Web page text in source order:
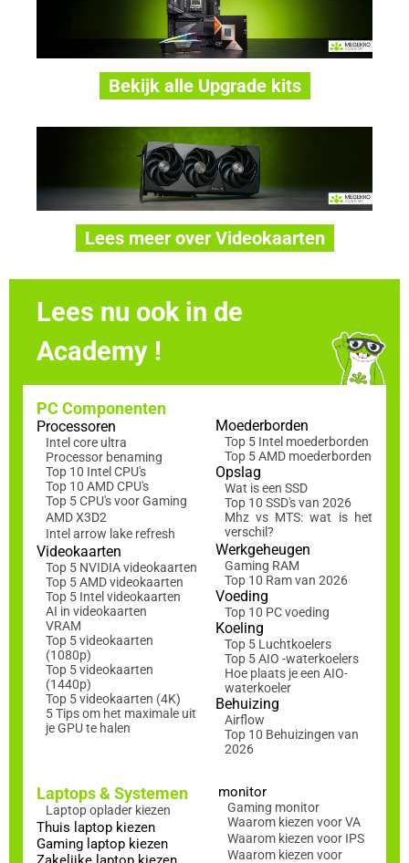
Bekijk alle Upgrade kits
Lees meer over Videokaarten
Lees nu ook in de
Academy !
PC Componenten
Processoren
Intel core ultra
Processor benaming
Top 10 Intel CPU's
Top 10 AMD CPU's
Top 5 CPU's voor Gaming
AMD X3D2
Intel arrow lake refresh
Videokaarten
Top 5 NVIDIA videokaarten
Top 5 AMD videokaarten
Top 5 Intel videokaarten
AI in videokaarten
VRAM
Top 5 videokaarten
(1080p)
Top 5 videokaarten
(1440p)
Top 5 videokaarten (4K)
5 Tips om het maximale uit
je GPU te halen
Moederborden
Top 5 Intel moederborden
Top 5 AMD moederborden
Opslag
Wat is een SSD
Top 10 SSD's van 2026
Mhz vs MTS: wat is het
verschil?
Werkgeheugen
Gaming RAM
Top 10 Ram van 2026
Voeding
Top 10 PC voeding
Koeling
Top 5 Luchtkoelers
Top 5 AIO -waterkoelers
Hoe plaats je een AIO-
waterkoeler
Behuizing
Airflow
Top 10 Behuizingen van
2026
Laptops & Systemen
Laptop oplader kiezen
Thuis laptop kiezen
Gaming laptop kiezen
monitor
Gaming monitor
Waarom kiezen voor VA
Waarom kiezen voor IPS
Waarom kiezen voor